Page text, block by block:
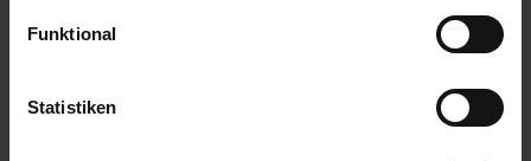
Funktional
Statistiken